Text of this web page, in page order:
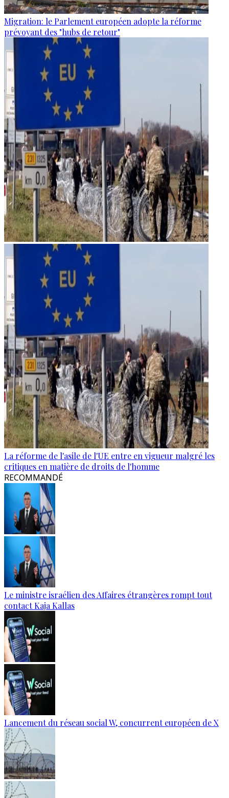
Migration: le Parlement européen adopte la réforme
prévoyant des "hubs de retour"
La réforme de l'asile de l'UE entre en vigueur malgré les
critiques en matière de droits de l'homme
RECOMMANDÉ
Le ministre israélien des Affaires étrangères rompt tout
contact Kaja Kallas
Lancement du réseau social W, concurrent européen de X